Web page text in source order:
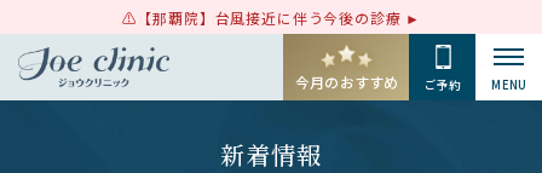
【那覇院】台風接近に伴う今後の診療
今月のおすすめ ご予約 MENU
新着情報